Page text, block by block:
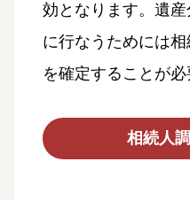
効となります。遺
に行なうためには
を確定することが必
相続人